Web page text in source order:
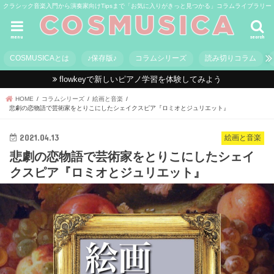
クラシック音楽入門から演奏家向けTipsまで「お気に入りがきっと見つかる」コラムライブラリー
search
menu
COSMUSICAとは ♪保存版♪ コラムシリーズ 読み切りコラム
flowkeyで新しいピアノ学習を体験してみよう
HOME コラムシリーズ
絵画と音楽
悲劇の恋物語で芸術家をとりこにしたシェイクスピア『ロミオとジュリエット』
絵画と音楽
2021.04.13
悲劇の恋物語で芸術家をとりこにしたシェイ
クスピア『ロミオとジュリエット』